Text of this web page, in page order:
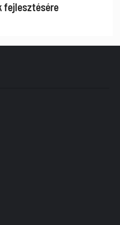
fejlesztésére